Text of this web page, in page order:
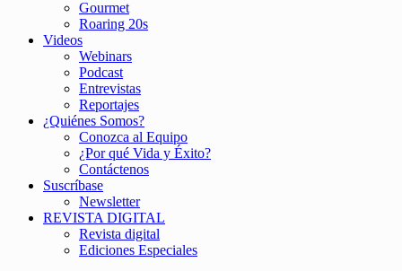
Gourmet
Roaring 20s
Videos
Webinars
Podcast
Entrevistas
Reportajes
¿Quiénes Somos?
Conozca al Equipo
¿Por qué Vida y Éxito?
Contáctenos
Suscríbase
Newsletter
REVISTA DIGITAL
Revista digital
Ediciones Especiales